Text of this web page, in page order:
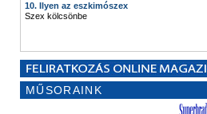
10. Ilyen az eszkimószex
Szex kölcsönbe
MŰSORAINK